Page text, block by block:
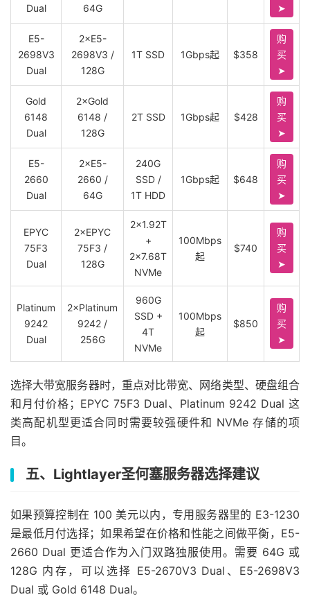
Dual
64G
➤
E5-
2698V3
Dual
2×E5-
2698V3 /
128G
1T SSD 1Gbps起 $358
购
买
➤
Gold
6148
Dual
2×Gold
6148 /
128G
2T SSD 1Gbps起 $428
购
买
➤
E5-
2660
Dual
2×E5-
2660 /
64G
240G
SSD /
1T HDD
1Gbps起 $648
购
买
➤
EPYC
75F3
Dual
2×EPYC
75F3 /
128G
2×1.92T
+
2×7.68T
NVMe
100Mbps
起
$740
购
买
➤
Platinum
9242
Dual
2×Platinum
9242 /
256G
960G
SSD +
4T
NVMe
100Mbps
起
$850
购
买
➤
选择大带宽服务器时，重点对比带宽、网络类型、硬盘组合
和月付价格；EPYC 75F3 Dual、Platinum 9242 Dual 这
类高配机型更适合同时需要较强硬件和 NVMe 存储的项
目。
五、Lightlayer圣何塞服务器选择建议
如果预算控制在 100 美元以内，专用服务器里的 E3-1230
是最低月付选择；如果希望在价格和性能之间做平衡，E5-
2660 Dual 更适合作为入门双路独服使用。需要 64G 或
128G 内存，可以选择 E5-2670V3 Dual、E5-2698V3
Dual 或 Gold 6148 Dual。